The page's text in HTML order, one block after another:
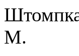
М.